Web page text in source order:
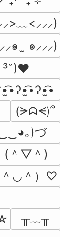
๑  ̫ ๑⸝⸝⸝)
³˘)♥
(ᗒᗣᗕ)՞
｡)づ
(＾▽＾)
＾◡＾）♡
╥﹏╥